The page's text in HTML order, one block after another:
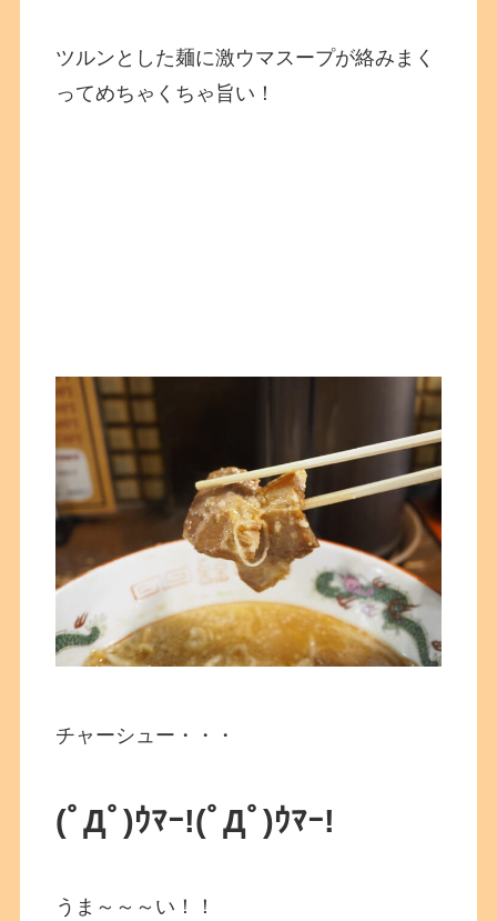
ツルンとした麺に激ウマスープが絡みまく
ってめちゃくちゃ旨い！
チャーシュー・・・
(ﾟДﾟ)ｳﾏｰ!(ﾟДﾟ)ｳﾏｰ!
うま～～～い！！